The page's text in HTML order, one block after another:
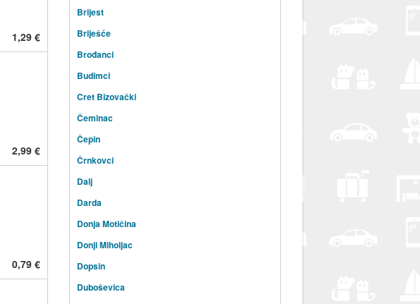
1,29 €
2,99 €
0,79 €
Brijest
Briješće
Brođanci
Budimci
Cret Bizovački
Čeminac
Čepin
Črnkovci
Dalj
Darda
Donja Motičina
Donji Miholjac
Dopsin
Duboševica